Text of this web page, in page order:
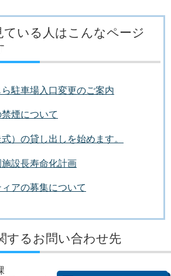
ている人はこんなページ
駐車場入口変更のご案内
煙について
）の貸し出しを始めます。
設長寿命化計画
アの募集について
するお問い合わせ先